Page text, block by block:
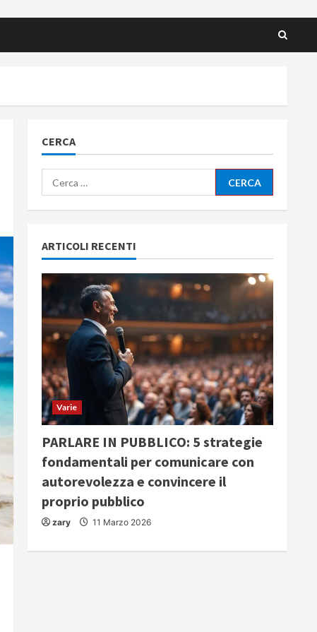
CERCA
Ricerca
per:
ARTICOLI RECENTI
Varie
PARLARE IN PUBBLICO: 5 strategie
fondamentali per comunicare con
autorevolezza e convincere il
proprio pubblico
zary 11 Marzo 2026